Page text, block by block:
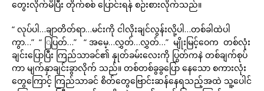
တွေးလိုက်မိပြီး တိုက်စစ် ပြောင်းရန် စဉ်းစားလိုက်သည်။
“ လုပ်ပါ…ချာတိတ်ရာ…မင်းကို ငါလိုးချင်လွန်းလို့ပါ…တစ်ခါထဲပါ
ကွာ…” “ ြပြတ်…” “ အမေ့…လွှတ်…လွှတ်…” မျိုးမြင့်ဝေက တစ်လုံး
ချင်းပြောပြီး ကြည်သာခင်၏ နှုတ်ခမ်းလေးကို ပြွတ်ကနဲ တစ်ချက်စုပ်
ကာ မျက်နှာချင်းခွာလိုက် သည်။ တစ်တစ်ခွခွပြော နေသော စကားလုံး
တွေကြောင့် ကြည်သာခင် စိတ်တွေဗြောင်းဆန်နေရသည့်အထဲ သူ့ပေါင်